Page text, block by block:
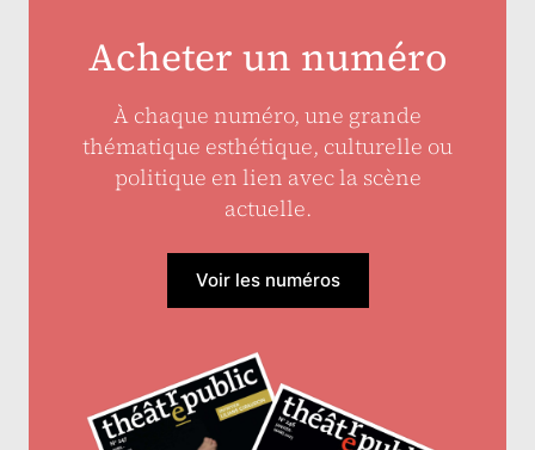
Acheter un numéro
À chaque numéro, une grande
thématique esthétique, culturelle ou
politique en lien avec la scène
actuelle.
Voir les numéros